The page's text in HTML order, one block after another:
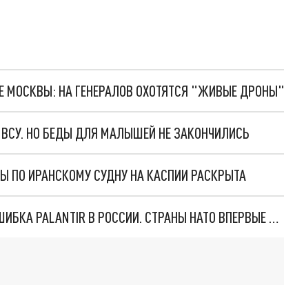
МОСКВЫ: НА ГЕНЕРАЛОВ ОХОТЯТСЯ "ЖИВЫЕ ДРОНЫ"
НО БЕДЫ ДЛЯ МАЛЫШЕЙ НЕ ЗАКОНЧИЛИСЬ
ПО ИРАНСКОМУ СУДНУ НА КАСПИИ РАСКРЫТА
"ОЧЕНЬ ПЛОХИЕ НОВОСТИ": БОЛЬШАЯ ОШИБКА PALANTIR В РОССИИ. СТРАНЫ НАТО ВПЕРВЫЕ ЗА СВО ОСТАНОВИЛИ ПОСТАВКИ ОРУЖИЯ. ВСУ ТЕРЯЮТ ПРИГРАНИЧЬЕ?